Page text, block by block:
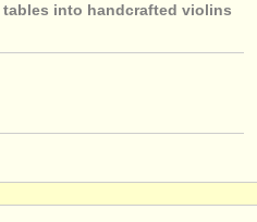
into handcrafted violins